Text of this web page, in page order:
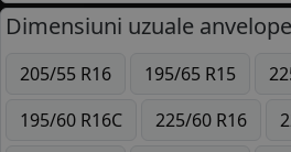
Dimensiuni uzuale
205/55 R16 195/65 R15
195/60 R16C
225/60 R16